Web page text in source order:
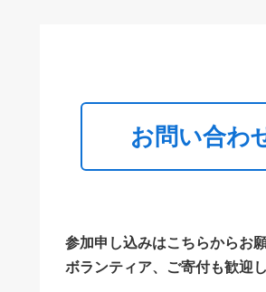
お問い合わ
参加申し込みはこちらからお
ボランティア、ご寄付も歓迎